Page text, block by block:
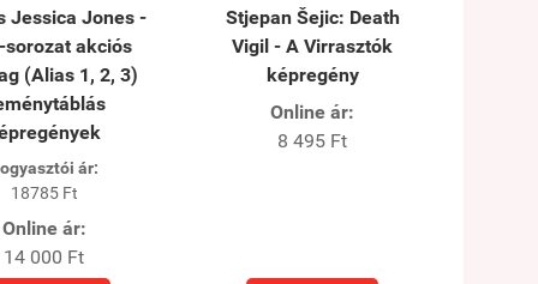
Jessica Jones -
sorozat akciós
(Alias 1, 2, 3)
ár:
18785 Ft
Online ár:
14 000 Ft
Stjepan Šejic: Death
Vigil - A Virrasztók
képregény
Online ár:
8 495 Ft